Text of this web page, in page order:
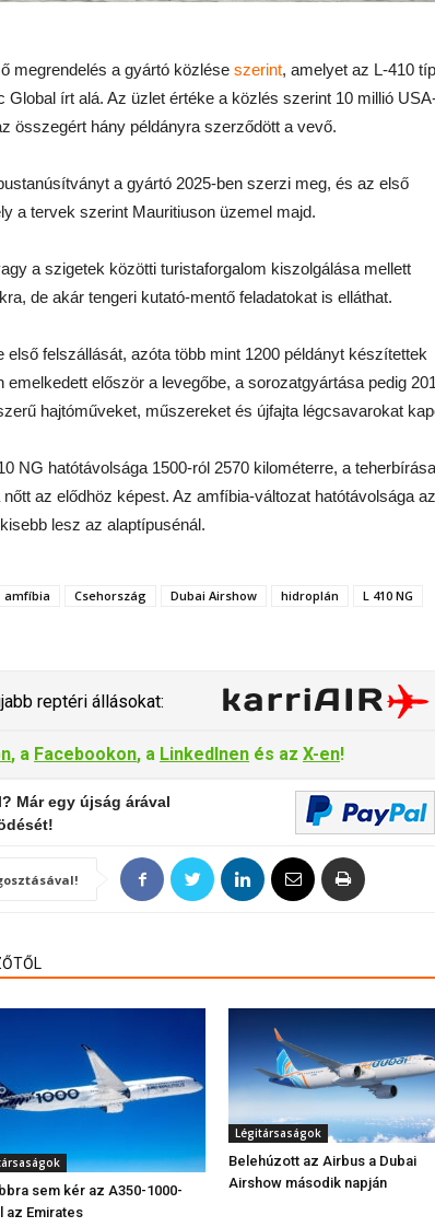
megrendelés a gyártó közlése szerint, amelyet az L-410
Global írt alá. Az üzlet értéke a közlés szerint 10 millió
összegért hány példányra szerződött a vevő.
a gyártó 2025-ben szerzi meg, és az első
a tervek szerint Mauritiuson üzemel majd.
a szigetek közötti turistaforgalom kiszolgálása mellett
de akár tengeri kutató-mentő feladatokat is elláthat.
felszállását, azóta több mint 1200 példányt készítettek
emelkedett először a levegőbe, a sorozatgyártása pedig
hajtóműveket, műszereket és újfajta légcsavarokat
NG hatótávolsága 1500-ról 2570 kilométerre, a teherbírása
az elődhöz képest. Az amfíbia-változat hatótávolsága az
lesz az alaptípusénál.
amfíbia Csehország Dubai Airshow hidroplán
L 410 NG
reptéri állásokat:
, a Facebookon, a LinkedInen és az X-en!
Már egy újság árával
sem kér az A350-1000-
az Emirates
Légitársaságok
Belehúzott az Airbus a Dubai
Airshow második napján